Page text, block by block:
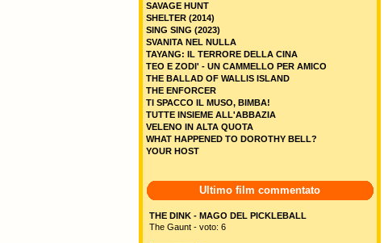
SAVAGE HUNT
SHELTER (2014)
SING SING (2023)
SVANITA NEL NULLA
TAYANG: IL TERRORE DELLA CINA
TEO E ZODI' - UN CAMMELLO PER AMICO
THE BALLAD OF WALLIS ISLAND
THE ENFORCER
TI SPACCO IL MUSO, BIMBA!
TUTTE INSIEME ALL'ABBAZIA
VELENO IN ALTA QUOTA
WHAT HAPPENED TO DOROTHY BELL?
YOUR HOST
Ultimo film commentato
THE DINK - MAGO DEL PICKLEBALL
The Gaunt - voto: 6